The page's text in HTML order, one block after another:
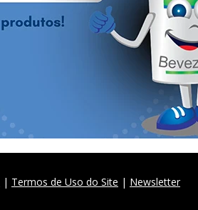
| Termos de Uso do Site | Newsletter